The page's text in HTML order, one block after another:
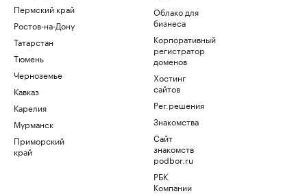
Пермский край
Ростов-на-Дону
Татарстан
Тюмень
Черноземье
Кавказ
Карелия
Мурманск
Приморский
край
Облако для
бизнеса
Корпоративный
регистратор
доменов
Хостинг
сайтов
Рег.решения
Знакомства
Сайт
знакомств
podbor.ru
РБК
Компании